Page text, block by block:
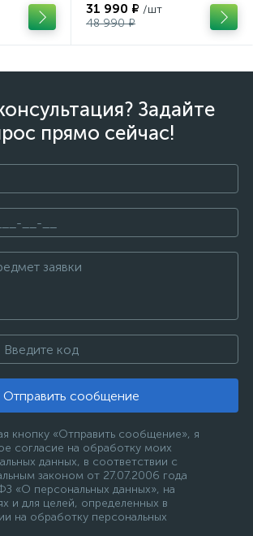
31 990 ₽ /шт
48 990 ₽
Задайте
прямо сейчас!
Отправить сообщение
кнопку «Отправить сообщение», я
согласие на обработку моих
данных, в соответствии с
законом от 27.07.2006 года
«О персональных данных», на
и для целей, определенных в
на обработку персональных